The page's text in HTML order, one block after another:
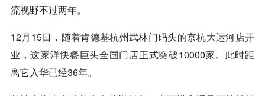
流视野不过两年。
12月15日，随着肯德基杭州武林门码头的京杭大运河店开
业，这家洋快餐巨头全国门店正式突破10000家。此时距
离它入华已经36年。